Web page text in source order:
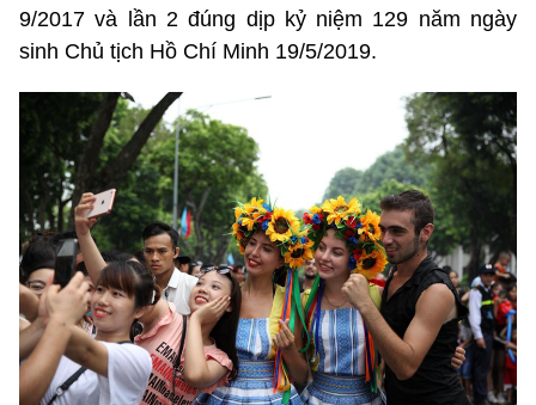
9/2017 và lần 2 đúng dịp kỷ niệm 129 năm ngày
sinh Chủ tịch Hồ Chí Minh 19/5/2019.